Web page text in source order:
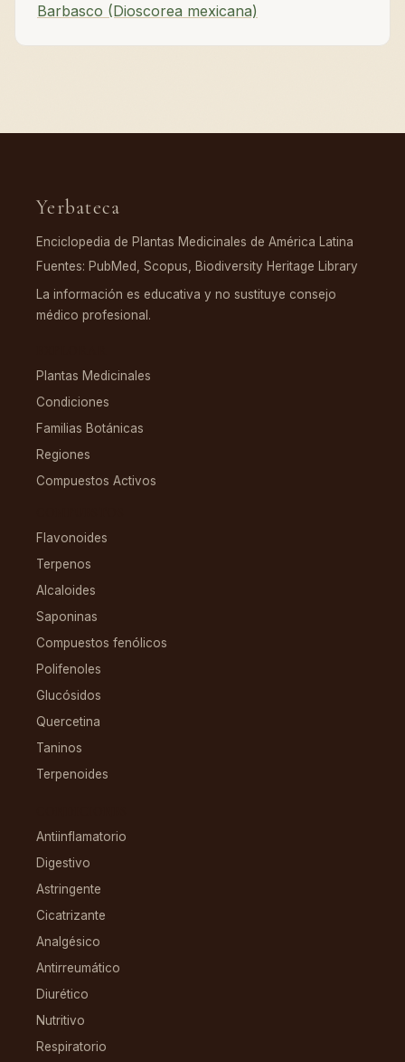
Barbasco (Dioscorea mexicana)
Yerbateca
Enciclopedia de Plantas Medicinales de América Latina
Fuentes: PubMed, Scopus, Biodiversity Heritage Library
La información es educativa y no sustituye consejo
médico profesional.
Plantas Medicinales
Condiciones
Familias Botánicas
Regiones
Compuestos Activos
Flavonoides
Terpenos
Alcaloides
Saponinas
Compuestos fenólicos
Polifenoles
Glucósidos
Quercetina
Taninos
Terpenoides
Antiinflamatorio
Digestivo
Astringente
Cicatrizante
Analgésico
Antirreumático
Diurético
Nutritivo
Respiratorio